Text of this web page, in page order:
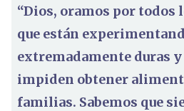
“Dios, oramos por todos
que están
extremadamente duras
impiden obtener
familias. Sabemos que